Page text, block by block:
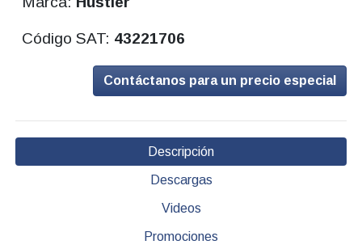
Código SAT: 43221706
Contáctanos para un precio especial
Descripción
Descargas
Videos
Promociones